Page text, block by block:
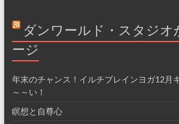
ダンワールド・スタジオ
ージ
年末のチャンス！イルチブレインヨガ12月
～～い！
瞑想と自尊心